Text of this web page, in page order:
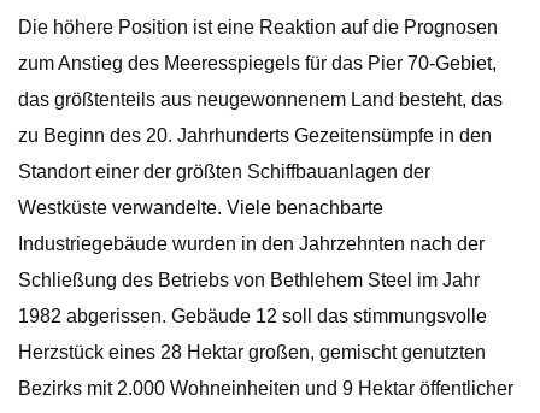
Die höhere Position ist eine Reaktion auf die Prognosen
zum Anstieg des Meeresspiegels für das Pier 70-Gebiet,
das größtenteils aus neugewonnenem Land besteht, das
zu Beginn des 20. Jahrhunderts Gezeitensümpfe in den
Standort einer der größten Schiffbauanlagen der
Westküste verwandelte. Viele benachbarte
Industriegebäude wurden in den Jahrzehnten nach der
Schließung des Betriebs von Bethlehem Steel im Jahr
1982 abgerissen. Gebäude 12 soll das stimmungsvolle
Herzstück eines 28 Hektar großen, gemischt genutzten
Bezirks mit 2.000 Wohneinheiten und 9 Hektar öffentlicher